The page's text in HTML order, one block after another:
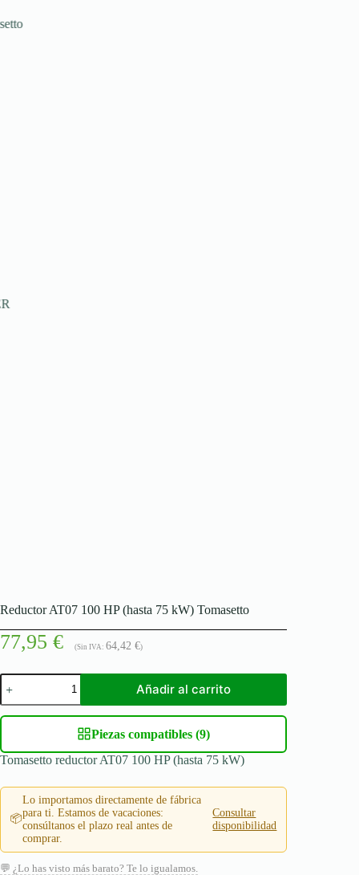
Reductor AT07 100 HP (hasta 75 kW) Tomasetto
77,95 € (Sin IVA: 64,42 €)
Reductor
AT07
100
HP
75
kW)
cantidad
Añadir al carrito
Piezas compatibles (9)
Tomasetto reductor AT07 100 HP (hasta 75 kW)
📦
Lo importamos directamente de fábrica
para ti. Estamos de vacaciones:
consúltanos el plazo real antes de
comprar.
Consultar
disponibilidad
💬 ¿Lo has visto más barato? Te lo igualamos.